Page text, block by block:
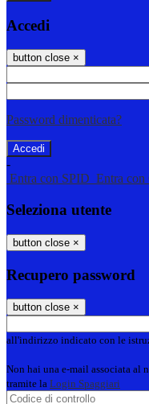
Accedi
button close ×
Password dimenticata?
-
Entra con SPID Entra con
Seleziona utente
button close ×
Recupero password
button close ×
all'indirizzo indicato con le
Non hai una e-mail associata al
tramite la Login Spaggiari